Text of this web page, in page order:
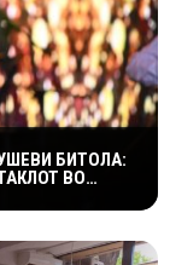
БИТОЛА:
ВО